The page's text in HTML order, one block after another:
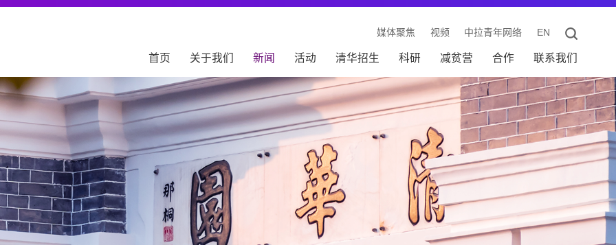
媒体聚焦 视频 中拉青年网络 EN
首页 关于我们 新闻 活动 清华招生 科研 减贫营 合作 联系我们